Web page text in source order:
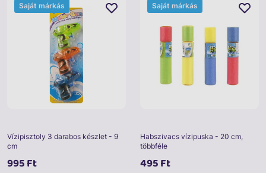
Vízipisztoly 3 darabos készlet - 9
cm
995 Ft
Saját márkás
Habszivacs vízipuska - 20 cm,
többféle
495 Ft
Saját márkás